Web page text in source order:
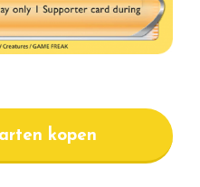
kopen